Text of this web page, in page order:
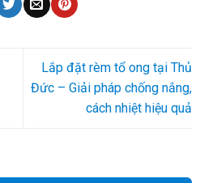
Lắp đặt rèm tổ ong tại Thủ
Đức – Giải pháp chống nắng,
cách nhiệt hiệu quả